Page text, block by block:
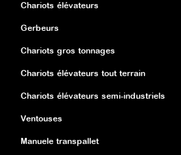
Chariots élévateurs
Gerbeurs
Chariots gros tonnages
Chariots élévateurs tout terrain
Chariots élévateurs semi-industriels
Ventouses
Manuele transpallet